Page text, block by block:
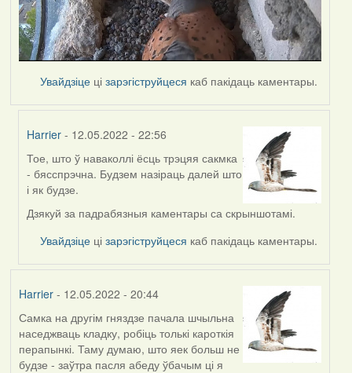
Увайдзіце цізарэгіструйцеся каб пакідаць каментары.
Harrier - 12.05.2022 - 22:56
In
reply
to
by
Тое, што ў наваколлі ёсць трэцяя сакмка
- бясспрэчна. Будзем назіраць далей што
і як будзе.
Дзякуй за падрабязныя каментары са скрыншотамі.
Увайдзіце цізарэгіструйцеся каб пакідаць каментары.
Harrier- 12.05.2022 - 20:44
Самка на другім гняздзе пачала шчыльна
наседжваць кладку, робіць толькі кароткія
перапынкі. Таму думаю, што яек больш не
будзе - заўтра пасля абеду ўбачым ці я